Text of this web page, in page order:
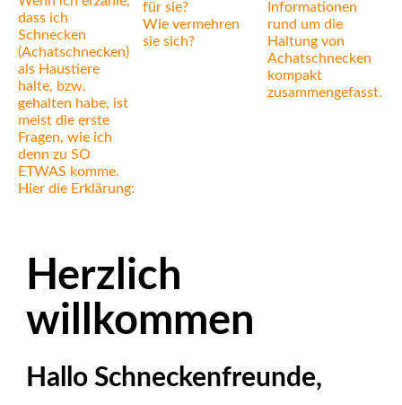
dass ich
Schnecken
(Achatschnecken)
als Haustiere
halte, bzw.
gehalten habe, ist
meist die erste
Fragen, wie ich
denn zu SO
ETWAS komme.
Hier die Erklärung:
für sie?
Wie vermehren
sie sich?
Informationen
rund um die
Haltung von
Achatschnecken
kompakt
zusammengefasst.
Herzlich
willkommen
Hallo Schneckenfreunde,